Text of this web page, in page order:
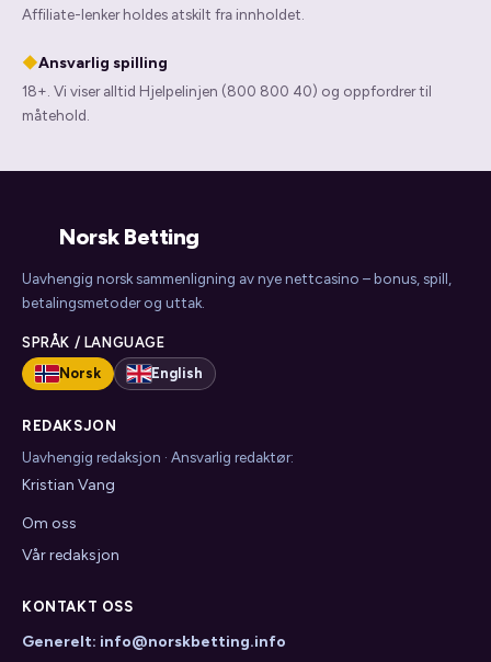
Affiliate-lenker holdes atskilt fra innholdet.
◆Ansvarlig spilling
18+. Vi viser alltid Hjelpelinjen (800 800 40) og oppfordrer til
måtehold.
Norsk Betting
Uavhengig norsk sammenligning av nye nettcasino – bonus, spill,
betalingsmetoder og uttak.
SPRÅK / LANGUAGE
Norsk
English
REDAKSJON
Uavhengig redaksjon · Ansvarlig redaktør:
Kristian Vang
Om oss
Vår redaksjon
KONTAKT OSS
Generelt: info@norskbetting.info